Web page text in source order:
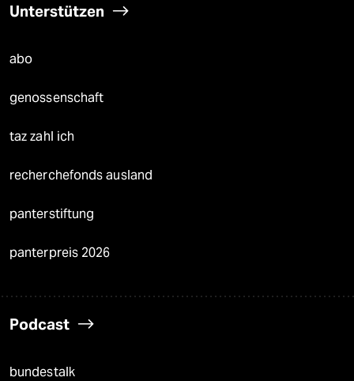
Unterstützen
abo
genossenschaft
taz zahl ich
recherchefonds ausland
panterstiftung
panterpreis 2026
Podcast
bundestalk